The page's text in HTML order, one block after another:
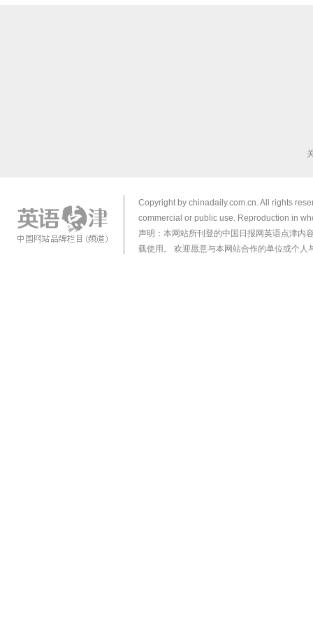
Copyright by chinadaily.com.cn. All rights
commercial or public use. Reproduction in
声明：本网站所刊登的中国日报网英语点津内
载使用。 欢迎愿意与本网站合作的单位或个人